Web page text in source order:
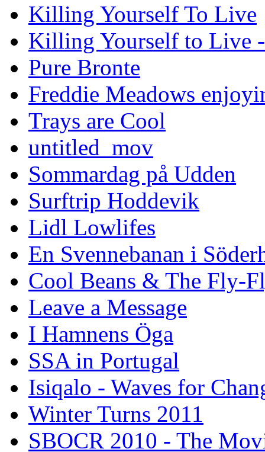
Killing Yourself To Live
Killing Yourself to Live -
Pure Bronte
Freddie Meadows
Trays are Cool
untitled_mov
Sommardag på Udden
Surftrip Hoddevik
Lidl Lowlifes
En Svennebanan i
Cool Beans & The Fly-
Leave a Message
I Hamnens Öga
SSA in Portugal
Isiqalo - Waves for
Winter Turns 2011
SBOCR 2010 - The